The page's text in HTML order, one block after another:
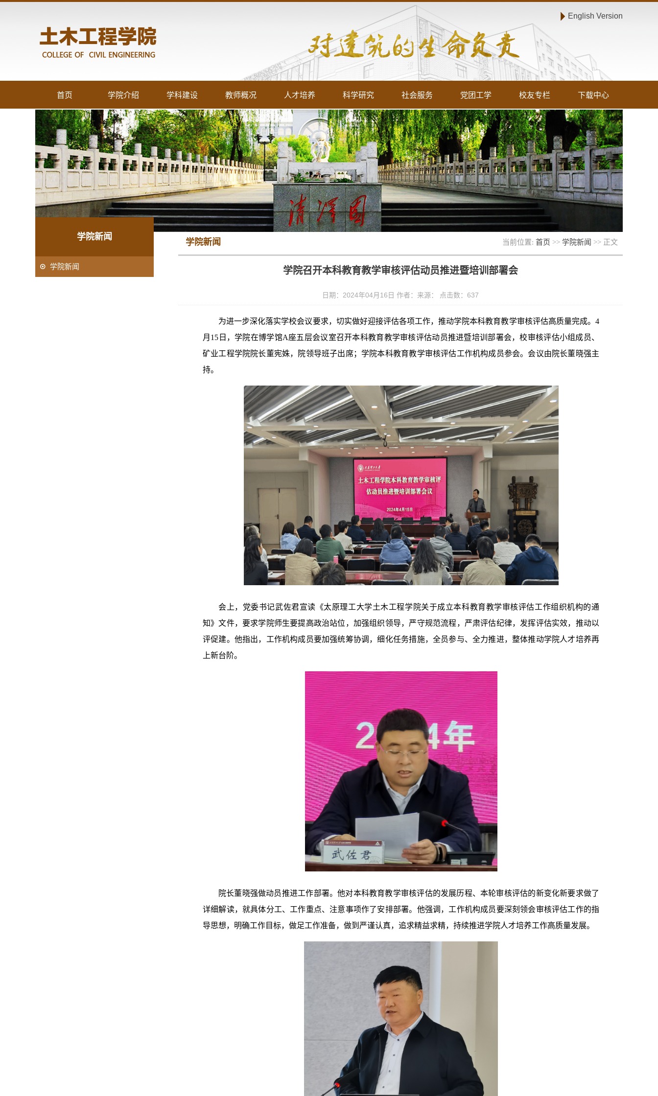
English Version
首页 学院介绍 学科建设 教师概况 人才培养 科学研究 社会服务 党团工学 校友专栏 下载中心
学院新闻
学院新闻
学院新闻 当前位置: 首页 >> 学院新闻 >> 正文
学院召开本科教育教学审核评估动员推进暨培训部署会
日期：2024年04月16日 作者：来源： 点击数： 637
为进一步深化落实学校会议要求，切实做好迎接评估各项工作，推动学院本科教育教学审核评估高质量完成。4
月15日，学院在博学馆A座五层会议室召开本科教育教学审核评估动员推进暨培训部署会，校审核评估小组成员、
矿业工程学院院长董宪姝，院领导班子出席；学院本科教育教学审核评估工作机构成员参会。会议由院长董晓强主
持。
会上，党委书记武佐君宣读《太原理工大学土木工程学院关于成立本科教育教学审核评估工作组织机构的通
知》文件，要求学院师生要提高政治站位，加强组织领导，严守规范流程，严肃评估纪律，发挥评估实效，推动以
评促建。他指出，工作机构成员要加强统筹协调，细化任务措施，全员参与、全力推进，整体推动学院人才培养再
上新台阶。
院长董晓强做动员推进工作部署。他对本科教育教学审核评估的发展历程、本轮审核评估的新变化新要求做了
详细解读，就具体分工、工作重点、注意事项作了安排部署。他强调，工作机构成员要深刻领会审核评估工作的指
导思想，明确工作目标，做足工作准备，做到严谨认真，追求精益求精，持续推进学院人才培养工作高质量发展。